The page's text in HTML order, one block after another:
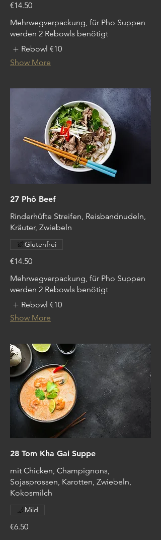
€14.50
Mehrwegverpackung, für Pho Suppen
werden 2 Rebowls benötigt
Rebowl €10
Show More
27 Phô Beef
Rinderhüfte Streifen, Reisbandnudeln,
Kräuter, Zwiebeln
€14.50
Glutenfrei
Mehrwegverpackung, für Pho Suppen
werden 2 Rebowls benötigt
Rebowl €10
Show More
28 Tom Kha Gai Suppe
mit Chicken, Champignons,
Sojasprossen, Karotten, Zwiebeln,
Kokosmilch
€6.50
Mild